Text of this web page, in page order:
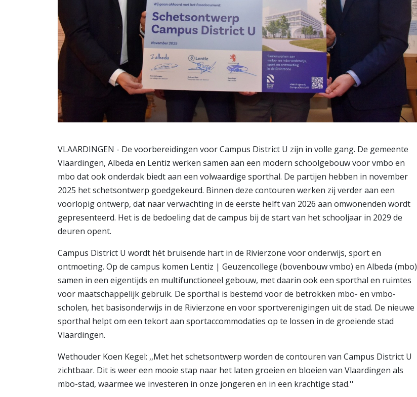
VLAARDINGEN - De voorbereidingen voor Campus District U zijn in volle gang. De gemeente
Vlaardingen, Albeda en Lentiz werken samen aan een modern schoolgebouw voor vmbo en
mbo dat ook onderdak biedt aan een volwaardige sporthal. De partijen hebben in november
2025 het schetsontwerp goedgekeurd. Binnen deze contouren werken zij verder aan een
voorlopig ontwerp, dat naar verwachting in de eerste helft van 2026 aan omwonenden wordt
gepresenteerd. Het is de bedoeling dat de campus bij de start van het schooljaar in 2029 de
deuren opent.
Campus District U wordt hét bruisende hart in de Rivierzone voor onderwijs, sport en
ontmoeting. Op de campus komen Lentiz | Geuzencollege (bovenbouw vmbo) en Albeda (mbo)
samen in een eigentijds en multifunctioneel gebouw, met daarin ook een sporthal en ruimtes
voor maatschappelijk gebruik. De sporthal is bestemd voor de betrokken mbo- en vmbo-
scholen, het basisonderwijs in de Rivierzone en voor sportverenigingen uit de stad. De nieuwe
sporthal helpt om een tekort aan sportaccommodaties op te lossen in de groeiende stad
Vlaardingen.
Wethouder Koen Kegel: ,,Met het schetsontwerp worden de contouren van Campus District U
zichtbaar. Dit is weer een mooie stap naar het laten groeien en bloeien van Vlaardingen als
mbo-stad, waarmee we investeren in onze jongeren en in een krachtige stad.''